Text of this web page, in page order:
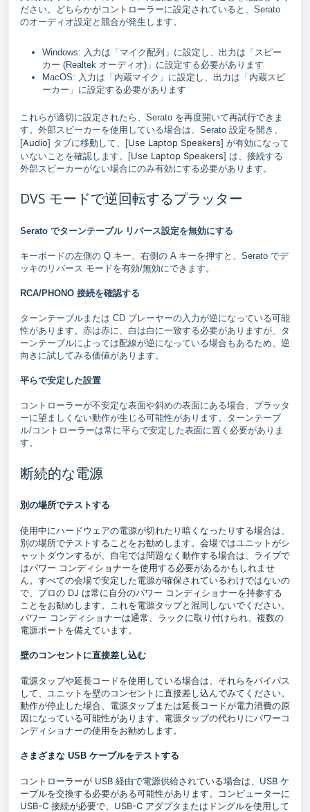
ださい。どちらかがコントローラーに設定されていると、Serato
のオーディオ設定と競合が発生します。
Windows: 入力は「マイク配列」に設定し、出力は「スピー
カー (Realtek オーディオ)」に設定する必要があります
MacOS: 入力は「内蔵マイク」に設定し、出力は「内蔵スピ
ーカー」に設定する必要があります
これらが適切に設定されたら、Serato を再度開いて再試行できま
す。外部スピーカーを使用している場合は、Serato 設定を開き、
[Audio] タブに移動して、[Use Laptop Speakers] が有効になって
いないことを確認します。[Use Laptop Speakers] は、接続する
外部スピーカーがない場合にのみ有効にする必要があります。
DVS モードで逆回転するプラッター
Serato でターンテーブル リバース設定を無効にする
キーボードの左側の Q キー、右側の A キーを押すと、Serato でデ
ッキのリバース モードを有効/無効にできます。
RCA/PHONO 接続を確認する
ターンテーブルまたは CD プレーヤーの入力が逆になっている可能
性があります。赤は赤に、白は白に一致する必要がありますが、タ
ーンテーブルによっては配線が逆になっている場合もあるため、逆
向きに試してみる価値があります。
平らで安定した設置
コントローラーが不安定な表面や斜めの表面にある場合、プラッタ
ーに望ましくない動作が生じる可能性があります。ターンテーブ
ル/コントローラーは常に平らで安定した表面に置く必要がありま
す。
断続的な電源
別の場所でテストする
使用中にハードウェアの電源が切れたり暗くなったりする場合は、
別の場所でテストすることをお勧めします。会場ではユニットがシ
ャットダウンするが、自宅では問題なく動作する場合は、ライブで
はパワー コンディショナーを使用する必要があるかもしれませ
ん。すべての会場で安定した電源が確保されているわけではないの
で、プロの DJ は常に自分のパワー コンディショナーを持参する
ことをお勧めします。これを電源タップと混同しないでください。
パワー コンディショナーは通常、ラックに取り付けられ、複数の
電源ポートを備えています。
壁のコンセントに直接差し込む
電源タップや延長コードを使用している場合は、それらをバイパス
して、ユニットを壁のコンセントに直接差し込んでみてください。
動作が停止した場合、電源タップまたは延長コードが電力消費の原
因になっている可能性があります。電源タップの代わりにパワーコ
ンディショナーの使用をお勧めします。
さまざまな USB ケーブルをテストする
コントローラーが USB 経由で電源供給されている場合は、USB ケ
ーブルを交換する必要がある可能性があります。コンピューターに
USB-C 接続が必要で、USB-C アダプタまたはドングルを使用して